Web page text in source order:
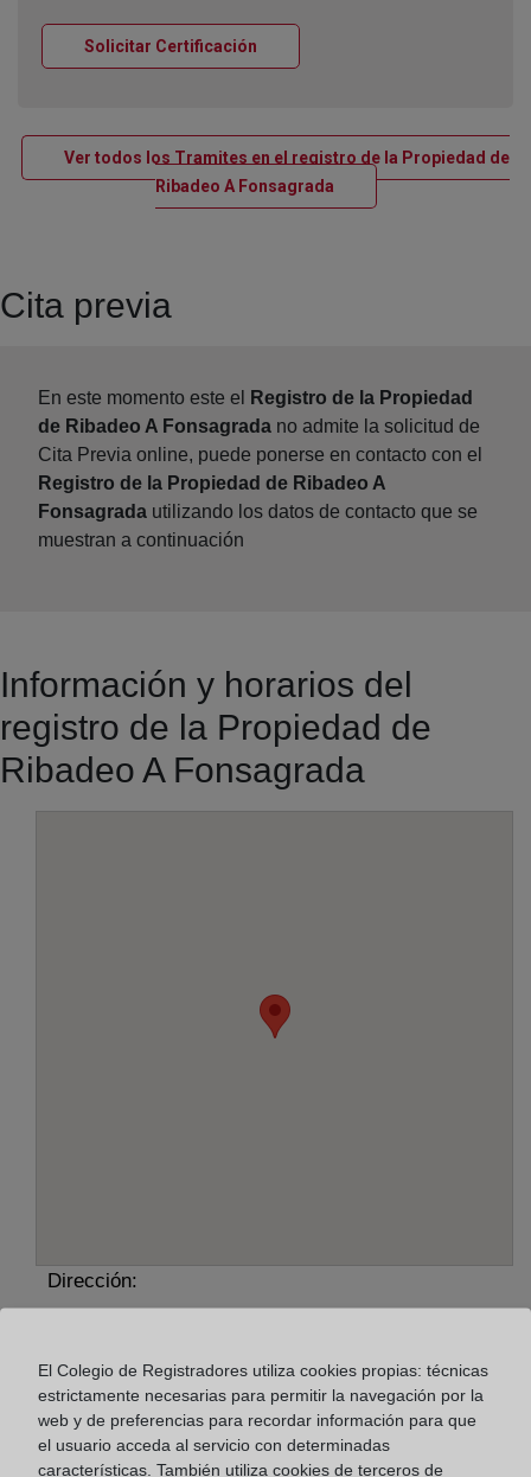
Solicitar Certificación
Ver todos los Tramites en el registro de la Propiedad de
Ribadeo A FonsagradaVentana nueva
Cita previa
En este momento este el
Registro de la Propiedad
de Ribadeo A Fonsagrada no admite la solicitud de
Cita Previa online, puede ponerse en contacto con el
Registro de la Propiedad de Ribadeo A
Fonsagrada utilizando los datos de contacto que se
muestran a continuación
Información y horarios del
registro de la Propiedad de
Ribadeo A Fonsagrada
Dirección:
Horario:
De lunes a viernes de 09:00 a 17:00 horas
Agosto: De lunes a viernes de 09:00 a 14:00 horas
El Colegio de Registradores utiliza cookies propias: técnicas
estrictamente necesarias para permitir la navegación por la
web y de preferencias para recordar información para que
el usuario acceda al servicio con determinadas
características. También utiliza cookies de terceros de